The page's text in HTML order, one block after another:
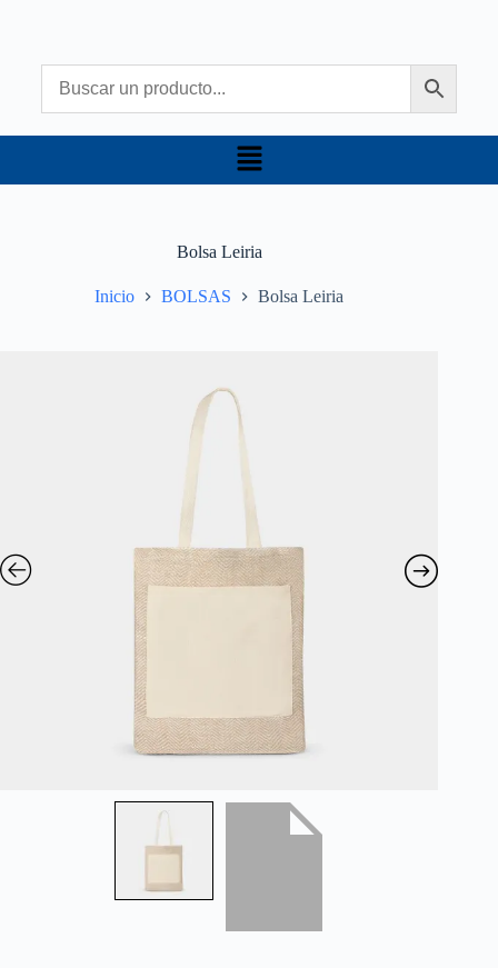
Bolsa Leiria
Inicio BOLSAS Bolsa Leiria